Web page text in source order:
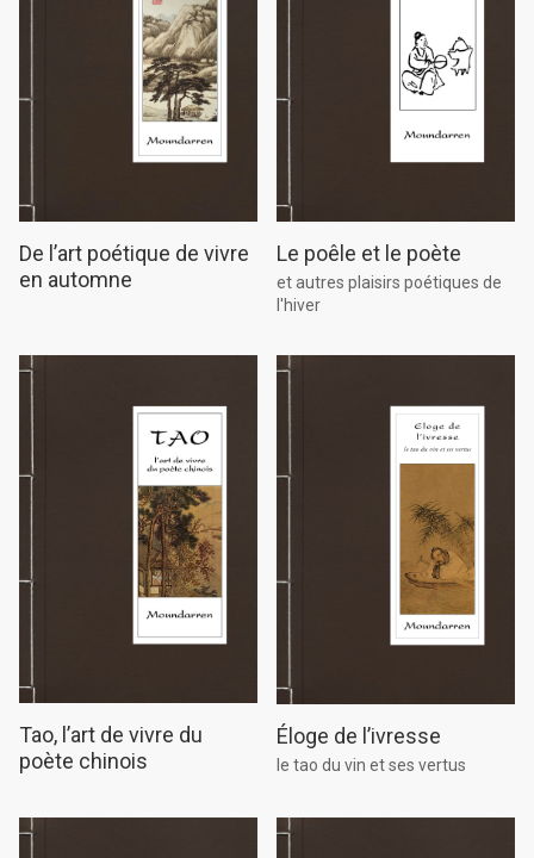
De l’art poétique de vivre
en automne
Le poêle et le poète
et autres plaisirs poétiques de
l'hiver
Tao, l’art de vivre du
poète chinois
Éloge de l’ivresse
le tao du vin et ses vertus